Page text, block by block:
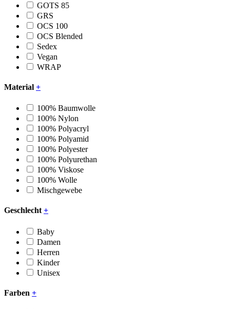
GOTS 85
GRS
OCS 100
OCS Blended
Sedex
Vegan
WRAP
Material +
100% Baumwolle
100% Nylon
100% Polyacryl
100% Polyamid
100% Polyester
100% Polyurethan
100% Viskose
100% Wolle
Mischgewebe
Geschlecht +
Baby
Damen
Herren
Kinder
Unisex
Farben +